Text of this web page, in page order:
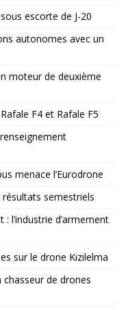
escorte de J-20
autonomes avec un
moteur de deuxième
F4 et Rafale F5
menace l’Eurodrone
semestriels
l’industrie d’armement
sur le drone Kızılelma
de drones